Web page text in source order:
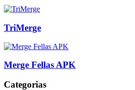
TriMerge
Merge Fellas APK
Categorias